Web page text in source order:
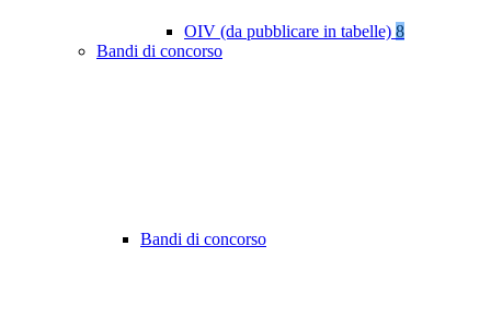
OIV (da pubblicare in tabelle) 8
Bandi di concorso
Bandi di concorso